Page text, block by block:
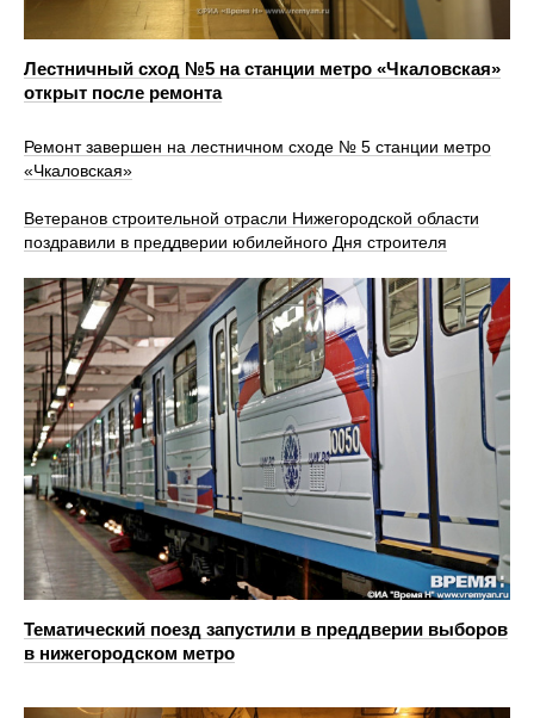
Лестничный сход №5 на станции метро «Чкаловская»
открыт после ремонта
Ремонт завершен на лестничном сходе № 5 станции метро
«Чкаловская»
Ветеранов строительной отрасли Нижегородской области
поздравили в преддверии юбилейного Дня строителя
Тематический поезд запустили в преддверии выборов
в нижегородском метро